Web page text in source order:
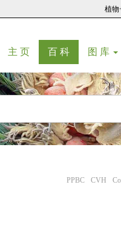
植物
主 页(current)
百 科(current)
图 库
PPBC CVH